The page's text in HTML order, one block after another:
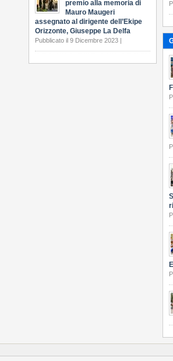
premio alla memoria di
Mauro Maugeri
assegnato al dirigente dell’Ekipe
Orizzonte, Giuseppe La Delfa
Pubblicato il 9 Dicembre 2023 |